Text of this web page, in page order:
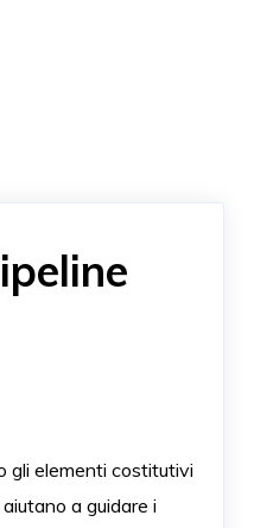
gli elementi costitutivi
a guidare i